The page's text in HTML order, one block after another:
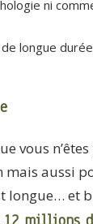
ni
longue
vous
mais aussi
et